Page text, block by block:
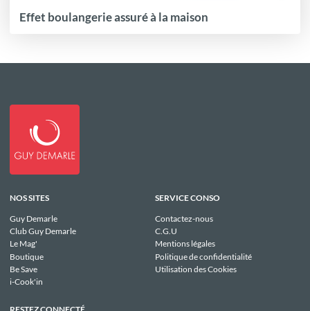
Effet boulangerie assuré à la maison
NOS SITES
Guy Demarle
Club Guy Demarle
Le Mag'
Boutique
Be Save
i-Cook'in
SERVICE CONSO
Contactez-nous
C.G.U
Mentions légales
Politique de confidentialité
Utilisation des Cookies